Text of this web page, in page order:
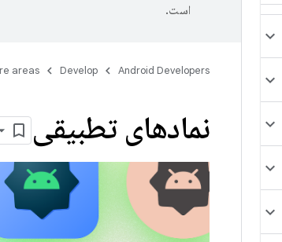
است.
Android Developers
Develop
areas
نمادهای تطبیقی